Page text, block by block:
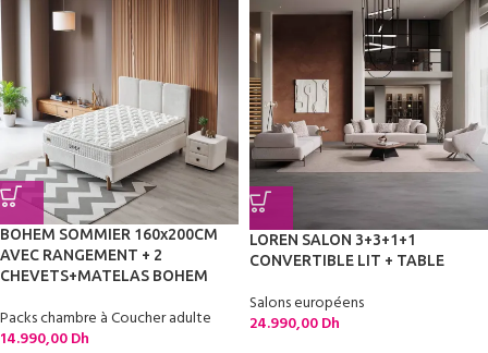
BOHEM SOMMIER 160x200CM
AVEC RANGEMENT + 2
CHEVETS+MATELAS BOHEM
Packs chambre à Coucher adulte
14.990,00Dh
LOREN SALON 3+3+1+1
CONVERTIBLE LIT + TABLE
Salons européens
24.990,00Dh